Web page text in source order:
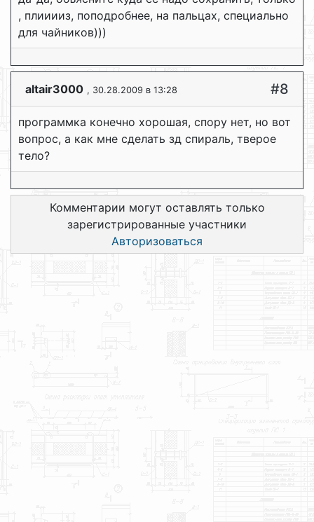
, плииииз, поподробнее, на пальцах, специально
для чайников)))
altair3000 , 30.28.2009 в 13:28 #8
программка конечно хорошая, спору нет, но вот
вопрос, а как мне сделать зд спираль, тверое
тело?
Комментарии могут оставлять только
зарегистрированные участники
Авторизоваться